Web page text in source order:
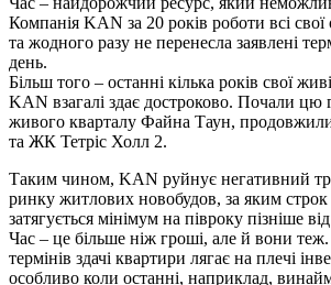
Компанія KAN за 20 років роботи всі свої
та жодного разу не перенесла заявлені
день.
Більш того – останні кілька років свої
KAN взагалі здає достроково. Почали цю
живого кварталу Файна Таун,
та ЖК Тетріс Холл 2.
Таким чином, KAN руйнує негативний
ринку житлових новобудов, за яким строк
затягується мінімум на півроку пізніше
Час – це більше ніж гроші, але й вони
термінів здачі квартири лягає на плечі
особливо коли останні, наприклад,